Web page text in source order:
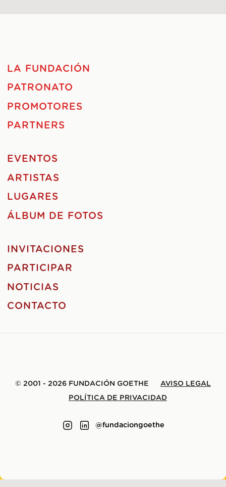
LA FUNDACIÓN
PATRONATO
PROMOTORES
PARTNERS
EVENTOS
ARTISTAS
LUGARES
ÁLBUM DE FOTOS
INVITACIONES
PARTICIPAR
NOTICIAS
CONTACTO
© 2001 - 2026 FUNDACIÓN GOETHE
AVISO LEGAL
POLÍTICA DE PRIVACIDAD
@fundaciongoethe